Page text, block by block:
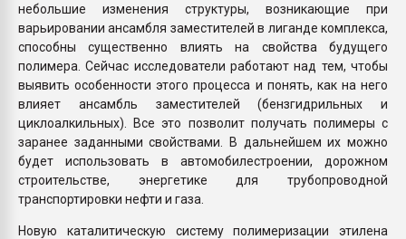
небольшие изменения структуры, возникающие при
варьировании ансамбля заместителей в лиганде комплекса,
способны существенно влиять на свойства будущего
полимера. Сейчас исследователи работают над тем, чтобы
выявить особенности этого процесса и понять, как на него
влияет ансамбль заместителей (бензгидрильных и
циклоалкильных). Все это позволит получать полимеры с
заранее заданными свойствами. В дальнейшем их можно
будет использовать в автомобилестроении, дорожном
строительстве, энергетике для трубопроводной
транспортировки нефти и газа.
Новую каталитическую систему полимеризации этилена